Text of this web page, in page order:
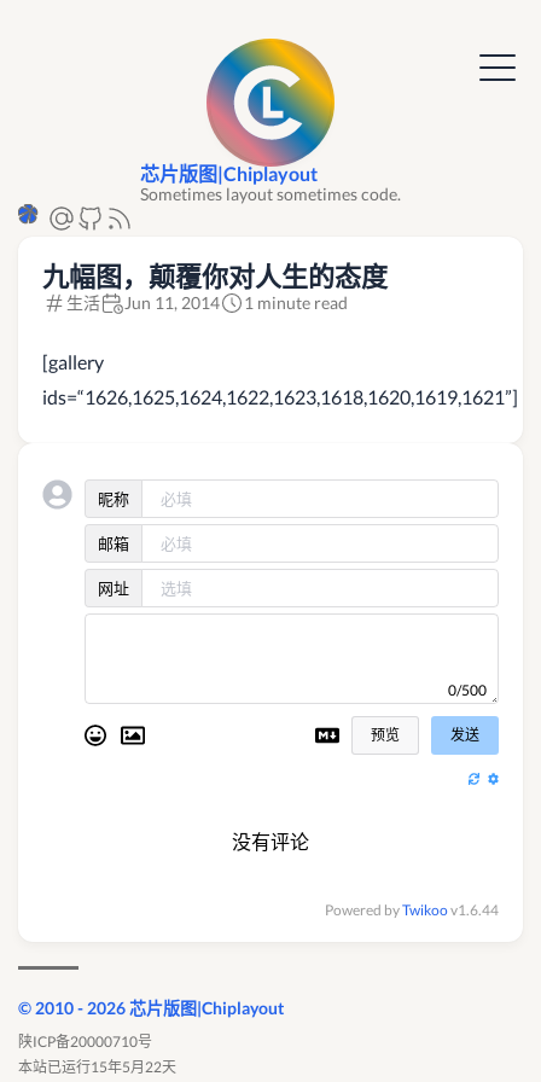
芯片版图|Chiplayout
Sometimes layout sometimes code.
九幅图，颠覆你对人生的态度
生活 Jun 11, 2014 1 minute read
[gallery
ids=“1626,1625,1624,1622,1623,1618,1620,1619,1621”]
昵称
邮箱
网址
0/500
预览 发送
没有评论
Powered byTwikoov1.6.44
© 2010 - 2026 芯片版图|Chiplayout
陕ICP备20000710号
本站已运行15年5月22天